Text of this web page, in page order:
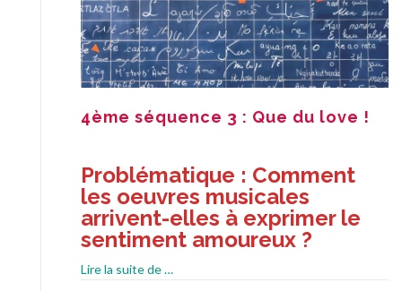
4ème séquence 3 : Que du love !
Problématique : Comment
les oeuvres musicales
arrivent-elles à exprimer le
sentiment amoureux ?
Lire la suite de…